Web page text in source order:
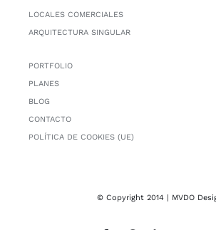
LOCALES COMERCIALES
ARQUITECTURA SINGULAR
PORTFOLIO
PLANES
BLOG
CONTACTO
POLÍTICA DE COOKIES (UE)
© Copyright 2014 | MVDO